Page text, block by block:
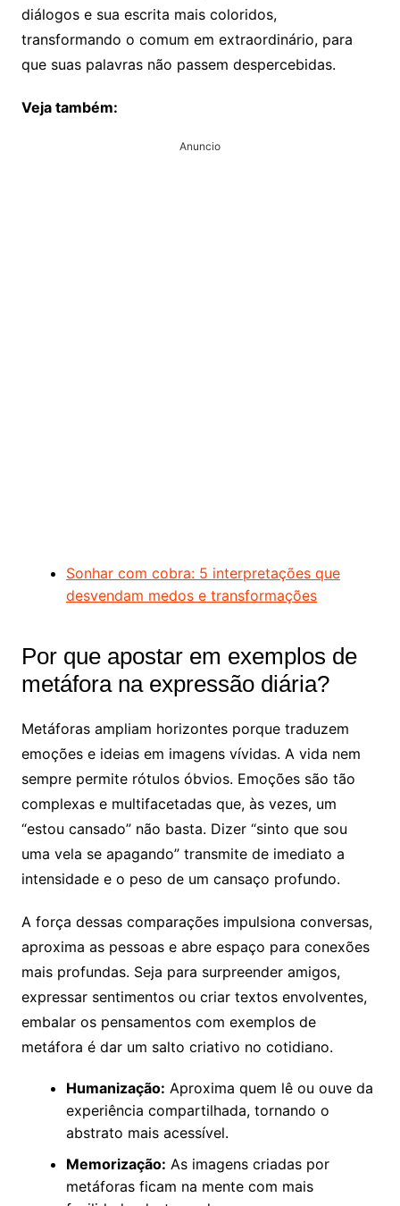
diálogos e sua escrita mais coloridos,
transformando o comum em extraordinário, para
que suas palavras não passem despercebidas.
Veja também:
Anuncio
Sonhar com cobra: 5 interpretações que
desvendam medos e transformações
Por que apostar em exemplos de
metáfora na expressão diária?
Metáforas ampliam horizontes porque traduzem
emoções e ideias em imagens vívidas. A vida nem
sempre permite rótulos óbvios. Emoções são tão
complexas e multifacetadas que, às vezes, um
“estou cansado” não basta. Dizer “sinto que sou
uma vela se apagando” transmite de imediato a
intensidade e o peso de um cansaço profundo.
A força dessas comparações impulsiona conversas,
aproxima as pessoas e abre espaço para conexões
mais profundas. Seja para surpreender amigos,
expressar sentimentos ou criar textos envolventes,
embalar os pensamentos com exemplos de
metáfora é dar um salto criativo no cotidiano.
Humanização: Aproxima quem lê ou ouve da
experiência compartilhada, tornando o
abstrato mais acessível.
Memorização: As imagens criadas por
metáforas ficam na mente com mais